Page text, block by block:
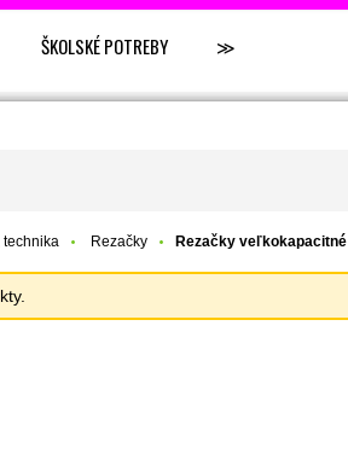
ŠKOLSKÉ POTREBY ≫
technika Rezačky Rezačky veľkokapacitné